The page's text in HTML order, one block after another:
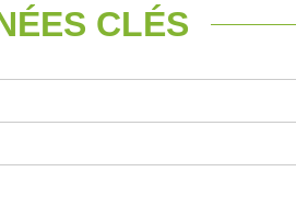
CLÉS